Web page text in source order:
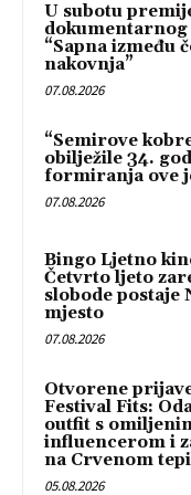
U subotu
“Sapna između
nakovnja”
07.08.2026
“Semirove
obilježile 34.
formiranja ove
07.08.2026
Bingo Ljetno
Četvrto ljeto
slobode postaje
mjesto
07.08.2026
Otvorene
Festival Fits:
outfit s
influencerom i
na Crvenom
05.08.2026